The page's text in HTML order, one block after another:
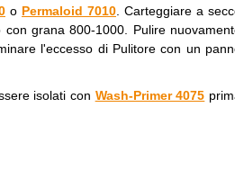
o Permaloid 7010 . Carteggiare a
grana 800-1000. Pulire
l'eccesso di Pulitore con un
isolati con Wash-Primer 4075